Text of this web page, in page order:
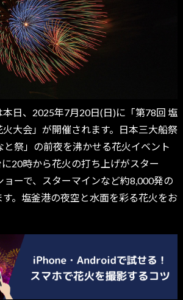
日、2025年7月20日(日)に「第78回 塩
大会」が開催されます。日本三大船祭
と祭」の前夜を沸かせる花火イベント
20時から花火の打ち上げがスター
ョーで、スターマインなど約8,000発の
。塩釜港の夜空と水面を彩る花火をお